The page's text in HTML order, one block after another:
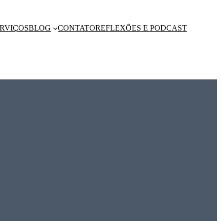
BLOG CONTATOREFLEXÕES E PODCAST